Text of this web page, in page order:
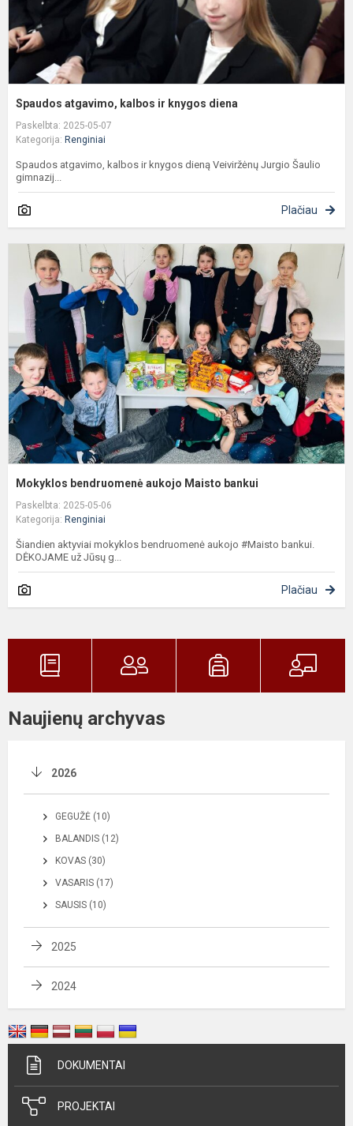
Spaudos atgavimo, kalbos ir knygos diena
Paskelbta: 2025-05-07
Kategorija: Renginiai
Spaudos atgavimo, kalbos ir knygos dieną Veiviržėnų Jurgio Šaulio
gimnazij...
Plačiau
Mokyklos bendruomenė aukojo Maisto bankui
Paskelbta: 2025-05-06
Kategorija: Renginiai
Šiandien aktyviai mokyklos bendruomenė aukojo #Maisto bankui.
DĖKOJAME už Jūsų g...
Plačiau
Naujienų archyvas
2026
GEGUŽĖ (10)
BALANDIS (12)
KOVAS (30)
VASARIS (17)
SAUSIS (10)
2025
2024
DOKUMENTAI
PROJEKTAI